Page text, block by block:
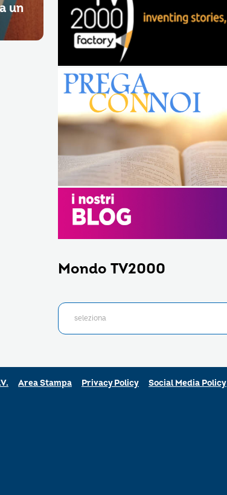
un
Mondo TV2000
Area Stampa Privacy Policy Social Media Policy